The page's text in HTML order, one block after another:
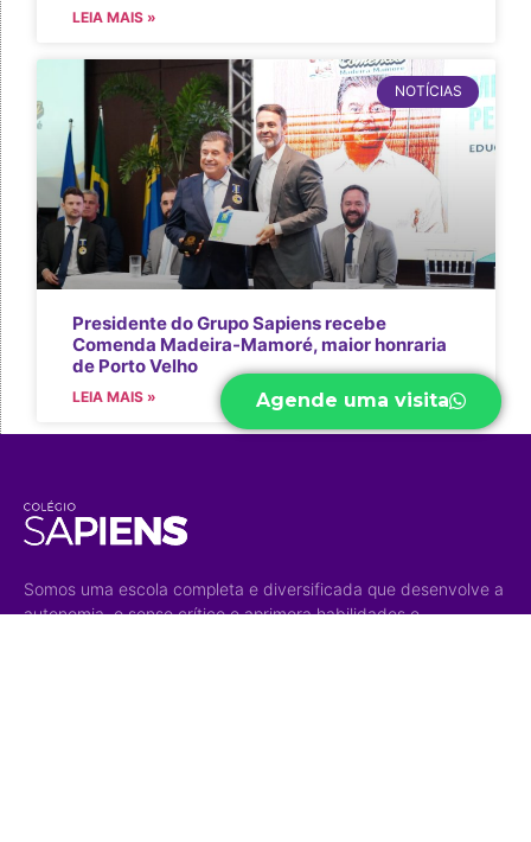
LEIA MAIS »
NOTÍCIAS
Presidente do Grupo Sapiens recebe
Comenda Madeira-Mamoré, maior honraria
de Porto Velho
LEIA MAIS » Agende uma visita
Somos uma escola completa e diversificada que desenvolve a
autonomia, o senso crítico e aprimora habilidades e